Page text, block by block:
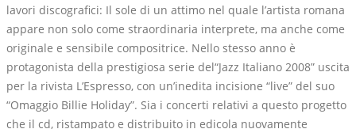
lavori discografici: Il sole di un attimo nel quale l’artista romana
appare non solo come straordinaria interprete, ma anche come
originale e sensibile compositrice. Nello stesso anno è
protagonista della prestigiosa serie del“Jazz Italiano 2008” uscita
per la rivista L’Espresso, con un’inedita incisione “live” del suo
“Omaggio Billie Holiday”. Sia i concerti relativi a questo progetto
che il cd, ristampato e distribuito in edicola nuovamente